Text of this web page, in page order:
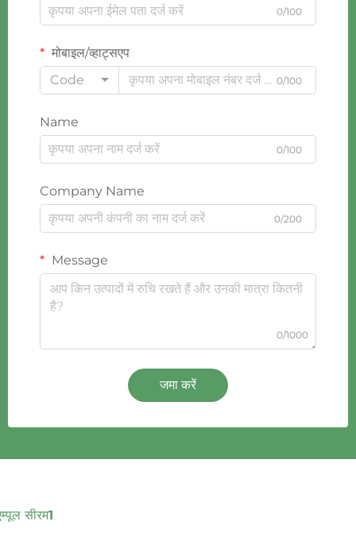
0/100
मोबाइल/व्हाट्सएप
Code
0/100
Name
0/100
Company Name
0/200
Message
0/1000
जमा करें
सीरम1